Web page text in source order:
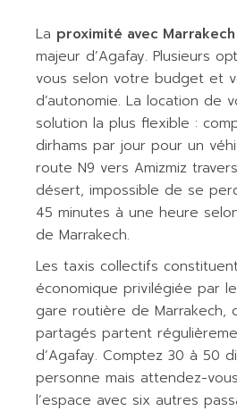
La proximité avec Marrakech
majeur d’Agafay. Plusieurs
vous selon votre budget et
d’autonomie. La location de
solution la plus flexible :
dirhams par jour pour un
route N9 vers Amizmiz
désert, impossible de se
45 minutes à une heure
de Marrakech.
Les taxis collectifs
économique privilégiée par
gare routière de Marrakech,
partagés partent
d’Agafay. Comptez 30 à 50
personne mais attendez-
l’espace avec six autres